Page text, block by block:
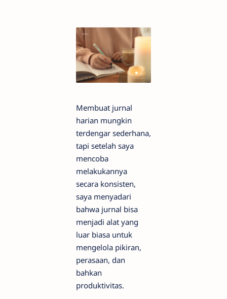
Membuat jurnal
harian mungkin
terdengar sederhana,
tapi setelah saya
mencoba
melakukannya
secara konsisten,
saya menyadari
bahwa jurnal bisa
menjadi alat yang
luar biasa untuk
mengelola pikiran,
perasaan, dan
bahkan
produktivitas.